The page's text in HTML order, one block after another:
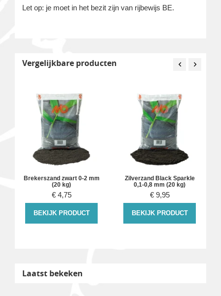
Let op: je moet in het bezit zijn van rijbewijs BE.
Vergelijkbare producten
Brekerszand zwart 0-2 mm
(20 kg)
€ 4,75
BEKIJK PRODUCT
Zilverzand Black Sparkle
0,1-0,8 mm (20 kg)
€ 9,95
BEKIJK PRODUCT
Laatst bekeken